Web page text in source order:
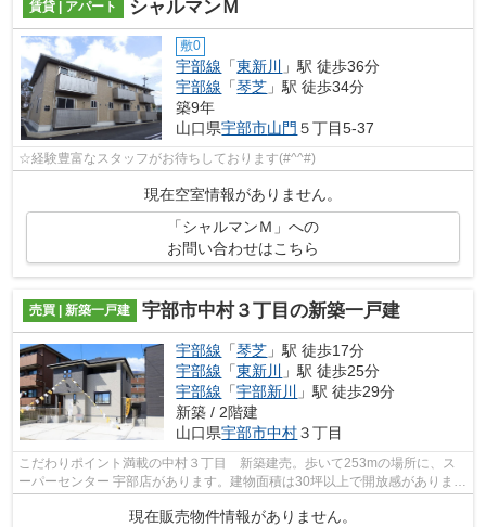
賃貸 | アパート シャルマンＭ
敷0
宇部線 「東新川
」駅 徒歩36分
宇部線 「琴芝 」駅 徒歩34分
築9年
山口県宇部市山門 ５丁目5-37
☆経験豊富なスタッフがお待ちしております(#^^#)
現在空室情報がありません。
「シャルマンＭ」への
お問い合わせはこちら
売買 | 新築一戸建 宇部市中村３丁目の新築一戸建
宇部線 「琴芝 」駅 徒歩17分
宇部線 「東新川
」駅 徒歩25分
宇部線 「宇部新川
」駅 徒歩29分
新築 / 2階建
山口県宇部市中村３丁目
こだわりポイント満載の中村３丁目 新築建売。歩いて253mの場所に、ス
ーパーセンター 宇部店があります。建物面積は30坪以上で開放感がありま
す。新築の戸建て物件で、夢のマイホーム...
現在販売物件情報がありません。